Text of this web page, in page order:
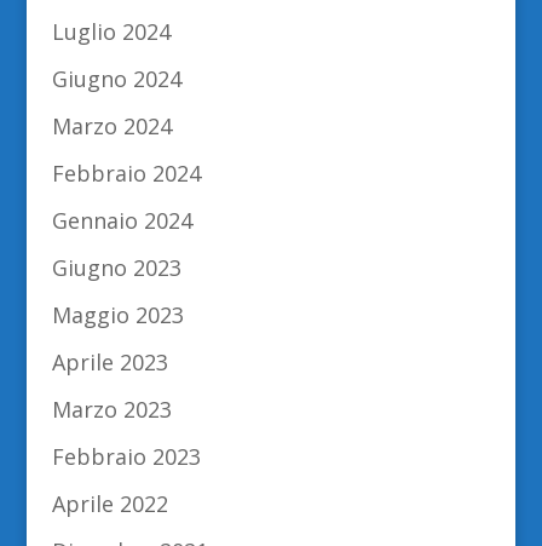
Luglio 2024
Giugno 2024
Marzo 2024
Febbraio 2024
Gennaio 2024
Giugno 2023
Maggio 2023
Aprile 2023
Marzo 2023
Febbraio 2023
Aprile 2022